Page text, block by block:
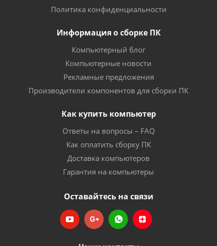
Политика конфиденциальности
Информация о сборке ПК
Компьютерный блог
Компьютерные новости
Рекламные предложения
Производители компонентов для сборки ПК
Как купить компьютер
Ответы на вопросы – FAQ
Как оплатить сборку ПК
Доставка компьютеров
Гарантия на компьютеры
Оставайтесь на связи